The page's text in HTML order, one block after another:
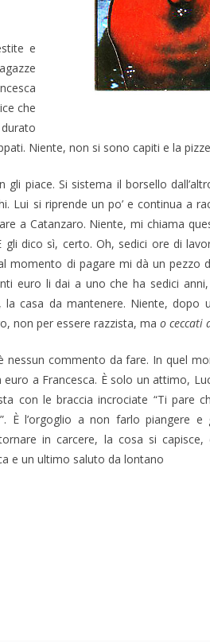
e
che
Niente, non si sono capiti e la
piace. Si sistema il borsello
Lui si riprende un po’ e continua a
a Catanzaro. Niente, mi chiama
gli dico sì, certo. Oh, sedici ore di
momento di pagare mi dà un pezzo
euro li dai a uno che ha sedici
la casa da mantenere. Niente, dopo
non per essere razzista, ma o ceccati
nessun commento da fare. In quel
a Francesca. È solo un attimo,
con le braccia incrociate “Ti pare
È l’orgoglio a non farlo piangere e
in carcere, la cosa si
e un ultimo saluto da lontano